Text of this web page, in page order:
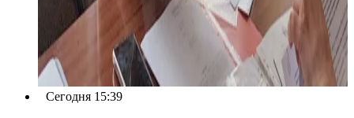
Сегодня 15:39